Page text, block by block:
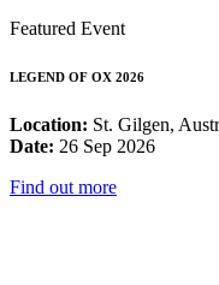
Featured Event
LEGEND OF OX 2026
Location: St. Gilgen,
Date: 26 Sep 2026
Find out more